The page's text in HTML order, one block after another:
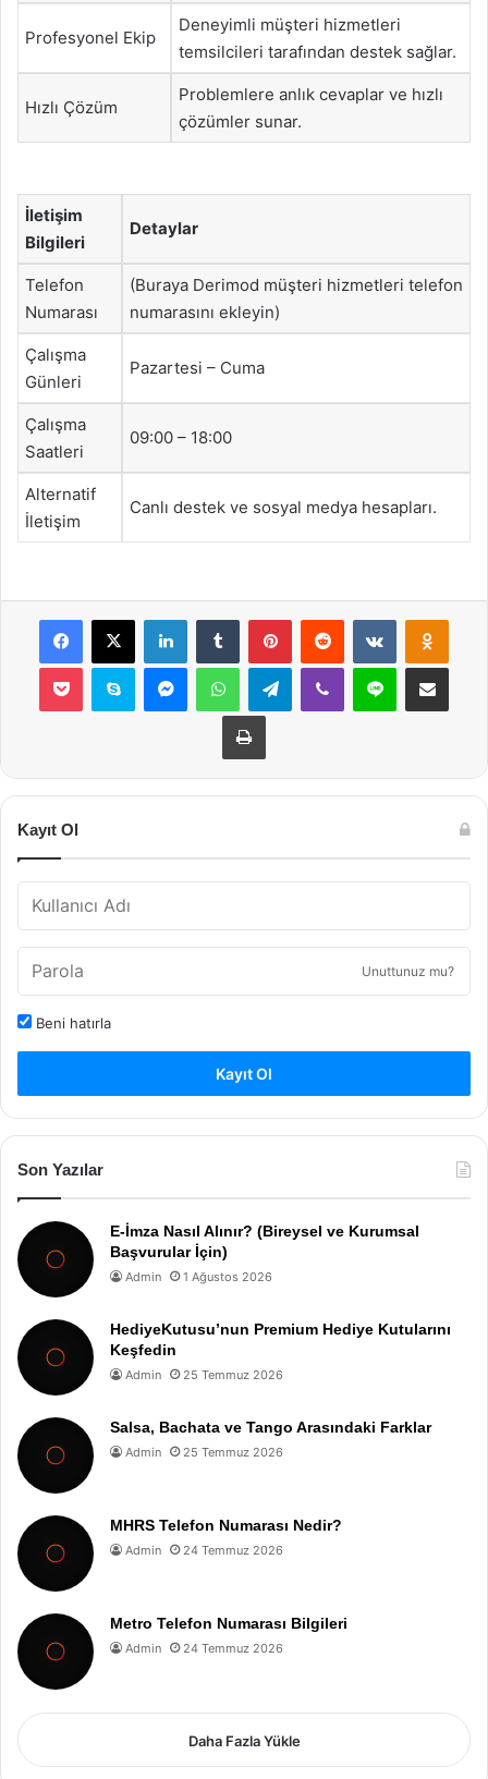
Profesyonel Ekip
Deneyimli müşteri hizmetleri
temsilcileri tarafından destek sağlar.
Hızlı Çözüm
Problemlere anlık cevaplar ve hızlı
çözümler sunar.
İletişim
Bilgileri
Detaylar
Telefon
Numarası
(Buraya Derimod müşteri hizmetleri telefon
numarasını ekleyin)
Çalışma
Günleri
Pazartesi – Cuma
Çalışma
Saatleri
09:00 – 18:00
Alternatif
İletişim
Canlı destek ve sosyal medya hesapları.
Facebook
X LinkedInTumblr PinterestReddit VKontakte
Pocket Skype MessengerWhatsAppTelegramViber Line E-Posta ile
Yazdır
Kayıt Ol
Unuttunuz mu?
Beni hatırla
Kayıt Ol
Son Yazılar
E-İmza Nasıl Alınır? (Bireysel ve Kurumsal
Başvurular İçin)
Admin 1 Ağustos 2026
HediyeKutusu’nun Premium Hediye Kutularını
Keşfedin
Admin 25 Temmuz 2026
Salsa, Bachata ve Tango Arasındaki Farklar
Admin 25 Temmuz 2026
MHRS Telefon Numarası Nedir?
Admin 24 Temmuz 2026
Metro Telefon Numarası Bilgileri
Admin 24 Temmuz 2026
Daha Fazla Yükle